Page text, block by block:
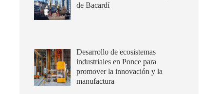
de Bacardí
Desarrollo de ecosistemas
industriales en Ponce para
promover la innovación y la
manufactura